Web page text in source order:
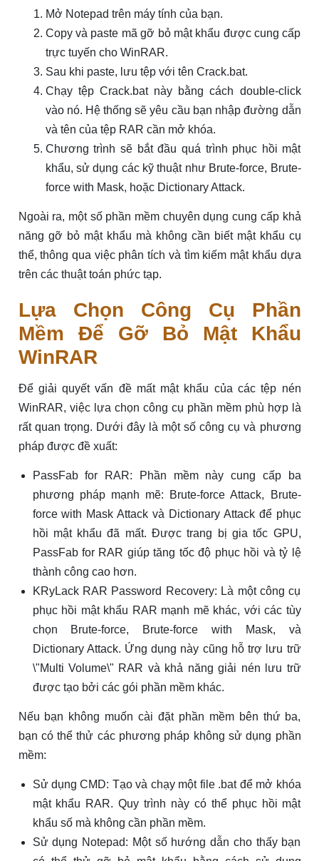
Mở Notepad trên máy tính của bạn.
Copy và paste mã gỡ bỏ mật khẩu được cung cấp
trực tuyến cho WinRAR.
Sau khi paste, lưu tệp với tên Crack.bat.
Chạy tệp Crack.bat này bằng cách double-click
vào nó. Hệ thống sẽ yêu cầu bạn nhập đường dẫn
và tên của tệp RAR cần mở khóa.
Chương trình sẽ bắt đầu quá trình phục hồi mật
khẩu, sử dụng các kỹ thuật như Brute-force, Brute-
force with Mask, hoặc Dictionary Attack.
Ngoài ra, một số phần mềm chuyên dụng cung cấp khả
năng gỡ bỏ mật khẩu mà không cần biết mật khẩu cụ
thể, thông qua việc phân tích và tìm kiếm mật khẩu dựa
trên các thuật toán phức tạp.
Lựa Chọn Công Cụ Phần
Mềm Để Gỡ Bỏ Mật Khẩu
WinRAR
Để giải quyết vấn đề mất mật khẩu của các tệp nén
WinRAR, việc lựa chọn công cụ phần mềm phù hợp là
rất quan trọng. Dưới đây là một số công cụ và phương
pháp được đề xuất:
PassFab for RAR: Phần mềm này cung cấp ba
phương pháp mạnh mẽ: Brute-force Attack, Brute-
force with Mask Attack và Dictionary Attack để phục
hồi mật khẩu đã mất. Được trang bị gia tốc GPU,
PassFab for RAR giúp tăng tốc độ phục hồi và tỷ lệ
thành công cao hơn.
KRyLack RAR Password Recovery: Là một công cụ
phục hồi mật khẩu RAR mạnh mẽ khác, với các tùy
chọn Brute-force, Brute-force with Mask, và
Dictionary Attack. Ứng dụng này cũng hỗ trợ lưu trữ
\"Multi Volume\" RAR và khả năng giải nén lưu trữ
được tạo bởi các gói phần mềm khác.
Nếu bạn không muốn cài đặt phần mềm bên thứ ba,
bạn có thể thử các phương pháp không sử dụng phần
mềm:
Sử dụng CMD: Tạo và chạy một file .bat để mở khóa
mật khẩu RAR. Quy trình này có thể phục hồi mật
khẩu số mà không cần phần mềm.
Sử dụng Notepad: Một số hướng dẫn cho thấy bạn